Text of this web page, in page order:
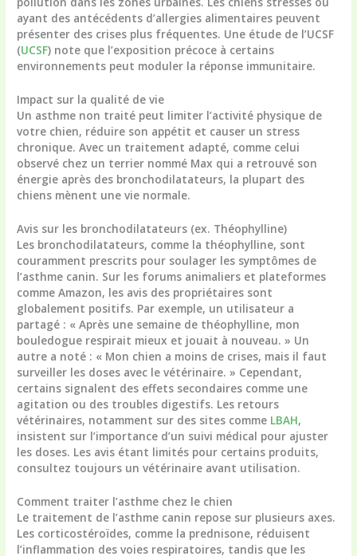
ayant des antécédents d’allergies alimentaires peuvent
présenter des crises plus fréquentes. Une étude de l’UCSF
(UCSF) note que l’exposition précoce à certains
environnements peut moduler la réponse immunitaire.
Impact sur la qualité de vie
Un asthme non traité peut limiter l’activité physique de
votre chien, réduire son appétit et causer un stress
chronique. Avec un traitement adapté, comme celui
observé chez un terrier nommé Max qui a retrouvé son
énergie après des bronchodilatateurs, la plupart des
chiens mènent une vie normale.
Avis sur les bronchodilatateurs (ex. Théophylline)
Les bronchodilatateurs, comme la théophylline, sont
couramment prescrits pour soulager les symptômes de
l’asthme canin. Sur les forums animaliers et plateformes
comme Amazon, les avis des propriétaires sont
globalement positifs. Par exemple, un utilisateur a
partagé : « Après une semaine de théophylline, mon
bouledogue respirait mieux et jouait à nouveau. » Un
autre a noté : « Mon chien a moins de crises, mais il faut
surveiller les doses avec le vétérinaire. » Cependant,
certains signalent des effets secondaires comme une
agitation ou des troubles digestifs. Les retours
vétérinaires, notamment sur des sites comme LBAH,
insistent sur l’importance d’un suivi médical pour ajuster
les doses. Les avis étant limités pour certains produits,
consultez toujours un vétérinaire avant utilisation.
Comment traiter l’asthme chez le chien
Le traitement de l’asthme canin repose sur plusieurs axes.
Les corticostéroïdes, comme la prednisone, réduisent
l’inflammation des voies respiratoires, tandis que les